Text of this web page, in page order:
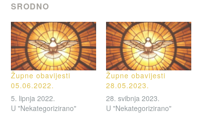
SRODNO
Župne obavijesti
05.06.2022.
5. lipnja 2022.
U "Nekategorizirano"
Župne obavijesti
28.05.2023.
28. svibnja 2023.
U "Nekategorizirano"